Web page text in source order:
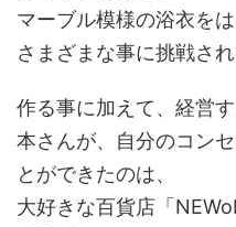
マーブル模様の浴衣を
さまざまな事に挑戦され
作る事に加えて、経営
本さんが、自分のコン
とができたのは、
大好きな百貨店「